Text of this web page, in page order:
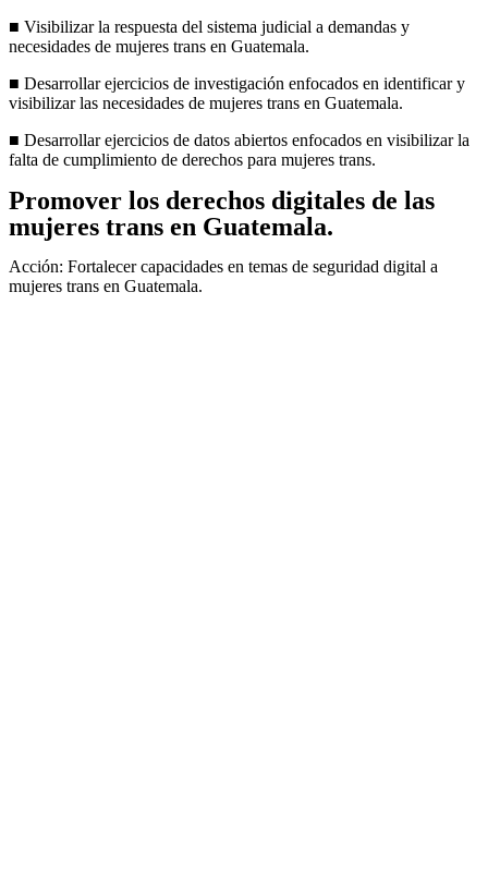
■ Visibilizar la respuesta del sistema judicial a demandas y
necesidades de mujeres trans en Guatemala.
■ Desarrollar ejercicios de investigación enfocados en identificar y
visibilizar las necesidades de mujeres trans en Guatemala.
■ Desarrollar ejercicios de datos abiertos enfocados en visibilizar la
falta de cumplimiento de derechos para mujeres trans.
Promover los derechos digitales de las
mujeres trans en Guatemala.
Acción: Fortalecer capacidades en temas de seguridad digital a
mujeres trans en Guatemala.